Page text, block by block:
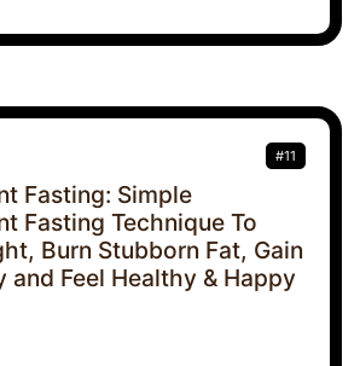
#11
Fasting: Simple
Fasting Technique To
Burn Stubborn Fat, Gain
and Feel Healthy & Happy